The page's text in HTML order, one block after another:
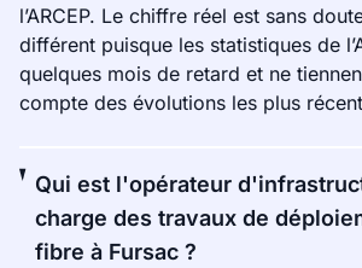
l’ARCEP. Le chiffre réel est sans
différent puisque les statistiques de
quelques mois de retard et ne
compte des évolutions les plus
Qui est l'opérateur
charge des travaux de
fibre à Fursac ?